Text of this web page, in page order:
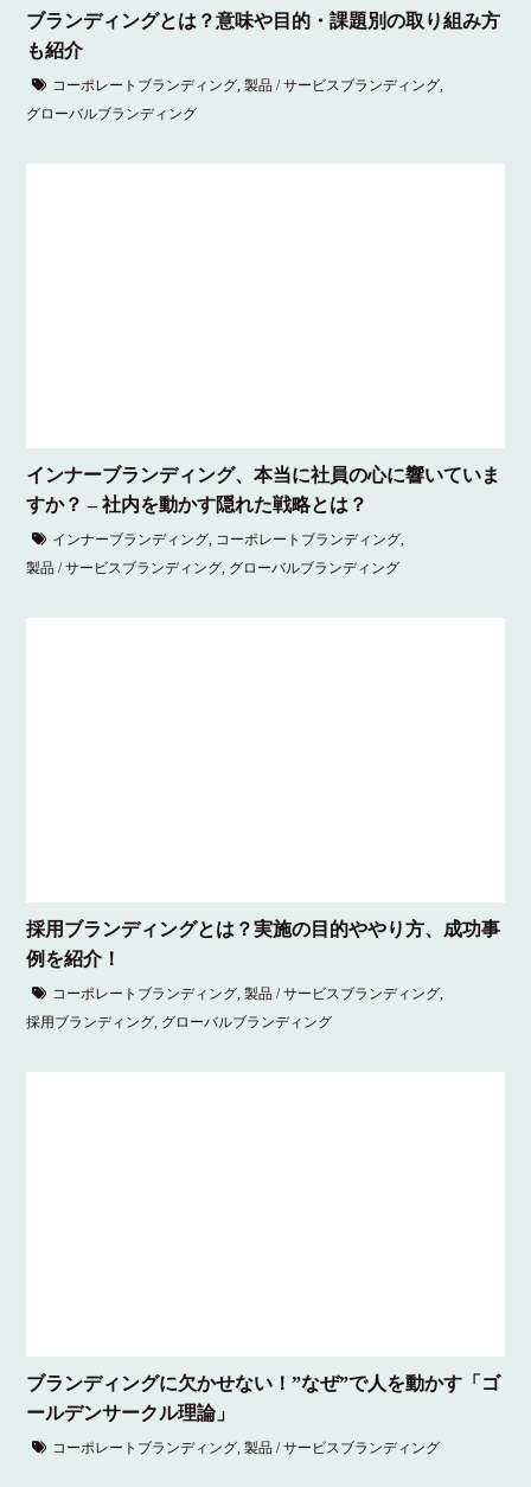
ブランディングとは？意味や目的・課題別の取り組み方
も紹介
コーポレートブランディング,製品 / サービスブランディング,
グローバルブランディング
インナーブランディング、本当に社員の心に響いていま
すか？ – 社内を動かす隠れた戦略とは？
インナーブランディング, コーポレートブランディング,
製品 / サービスブランディング, グローバルブランディング
採用ブランディングとは？実施の目的ややり方、成功事
例を紹介！
コーポレートブランディング,製品 / サービスブランディング,
採用ブランディング, グローバルブランディング
ブランディングに欠かせない！”なぜ”で人を動かす「ゴ
ールデンサークル理論」
コーポレートブランディング,製品 / サービスブランディング